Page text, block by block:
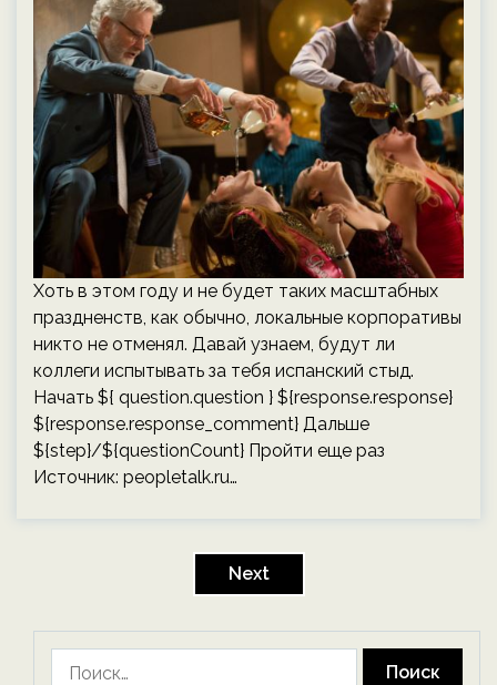
Хоть в этом году и не будет таких масштабных
праздненств, как обычно, локальные корпоративы
никто не отменял. Давай узнаем, будут ли
коллеги испытывать за тебя испанский стыд.
Начать ${ question.question } ${response.response}
${response.response_comment} Дальше
${step}/${questionCount} Пройти еще раз
Источник: peopletalk.ru…
Next